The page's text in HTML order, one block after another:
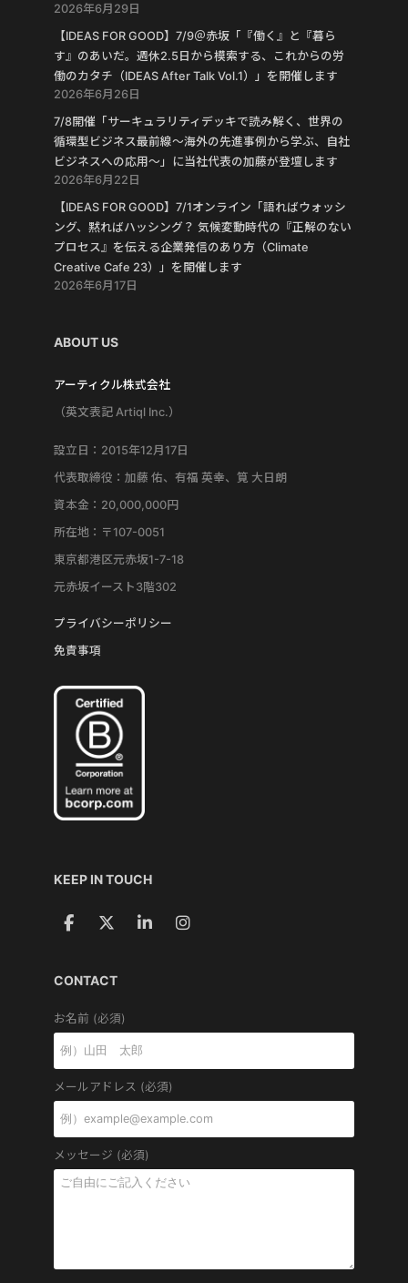
2026年6月29日
【IDEAS FOR GOOD】7/9＠赤坂「『働く』と『暮ら
す』のあいだ。週休2.5日から模索する、これからの労
働のカタチ（IDEAS After Talk Vol.1）」を開催します
2026年6月26日
7/8開催「サーキュラリティデッキで読み解く、世界の
循環型ビジネス最前線〜海外の先進事例から学ぶ、自社
ビジネスへの応用〜」に当社代表の加藤が登壇します
2026年6月22日
【IDEAS FOR GOOD】7/1オンライン「語ればウォッシ
ング、黙ればハッシング？ 気候変動時代の『正解のない
プロセス』を伝える企業発信のあり方（Climate
Creative Cafe 23）」を開催します
2026年6月17日
ABOUT US
アーティクル株式会社
（英文表記 Artiql Inc.）
設立日：2015年12月17日
代表取締役：加藤 佑、有福 英幸、筧 大日朗
資本金：20,000,000円
所在地：〒107-0051
東京都港区元赤坂1-7-18
元赤坂イースト3階302
プライバシーポリシー
免責事項
KEEP IN TOUCH
CONTACT
お名前 (必須)
メールアドレス (必須)
メッセージ (必須)